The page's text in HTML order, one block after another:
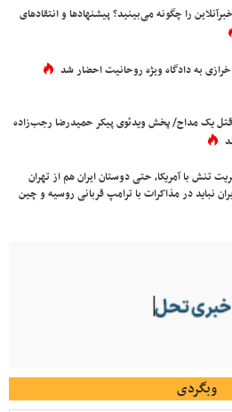
را چگونه می‌بینید؟ پیشنهادها و انتقادهای
به دادگاه ویژه روحانیت احضار شد
یک مداح/ پخش ویدئوی پیکر حمیدرضا رجب‌زاده
تنش با آمریکا، حتی دوستان ایران هم از تهران
نباید در مذاکرات با ترامپ قربانی روسیه و چین
وبگردی